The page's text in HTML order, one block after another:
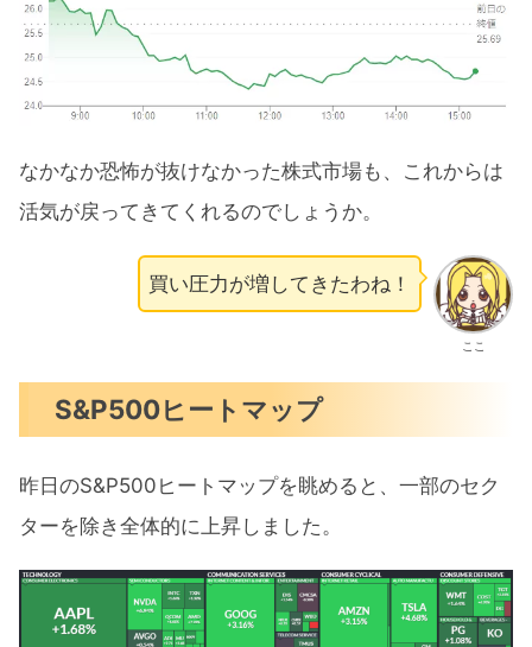
なかなか恐怖が抜けなかった株式市場も、これからは
活気が戻ってきてくれるのでしょうか。
ここ
買い圧力が増してきたわね！
S&P500ヒートマップ
昨日のS&P500ヒートマップを眺めると、一部のセク
ターを除き全体的に上昇しました。